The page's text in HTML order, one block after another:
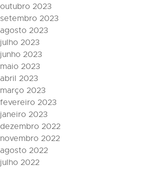
outubro 2023
setembro 2023
agosto 2023
julho 2023
junho 2023
maio 2023
abril 2023
março 2023
fevereiro 2023
janeiro 2023
dezembro 2022
novembro 2022
agosto 2022
julho 2022